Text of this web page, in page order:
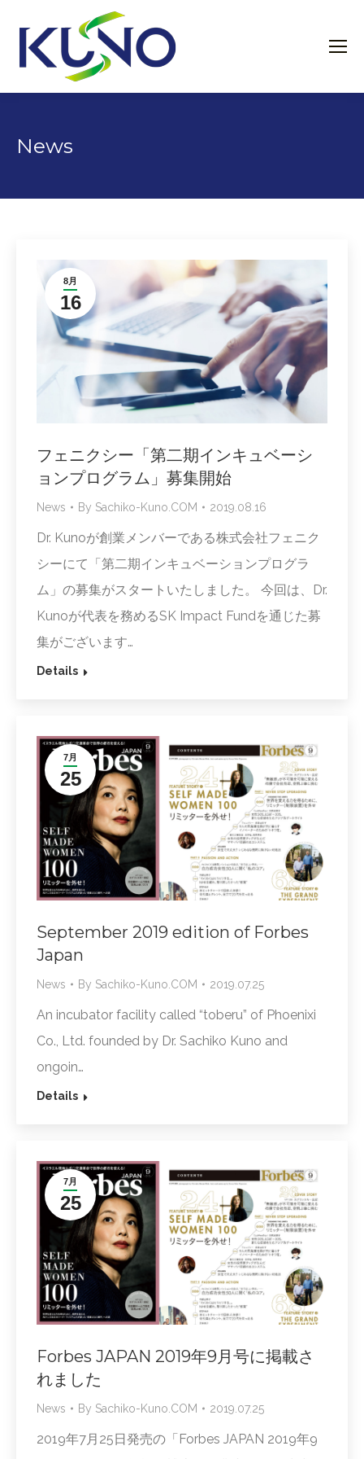
News
8月
16
フェニクシー「第二期インキュベーシ
ョンプログラム」募集開始
News By Sachiko-Kuno.COM 2019.08.16
Dr. Kunoが創業メンバーである株式会社フェニク
シーにて「第二期インキュベーションプログラ
ム」の募集がスタートいたしました。 今回は、Dr.
Kunoが代表を務めるSK Impact Fundを通じた募
集がございます…
Details
7月
25
September 2019 edition of Forbes
Japan
News By Sachiko-Kuno.COM 2019.07.25
An incubator facility called “toberu” of Phoenixi
Co., Ltd. founded by Dr. Sachiko Kuno and
ongoin…
Details
7月
25
Forbes JAPAN 2019年9月号に掲載さ
れました
News By Sachiko-Kuno.COM 2019.07.25
2019年7月25日発売の「Forbes JAPAN 2019年9